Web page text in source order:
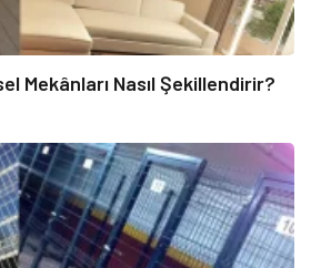
Mekânları Nasıl Şekillendirir?